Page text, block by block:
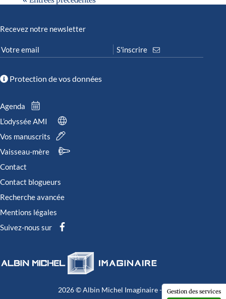
Recevez notre newsletter
Protection de vos données
Agenda
L’odyssée AMI
Vos manuscrits
Vaisseau-mère
Contact
Contact blogueurs
Recherche avancée
Mentions légales
Suivez-nous sur
2026 © Albin Michel Imaginaire - Tous droits réservés
Gestion des services